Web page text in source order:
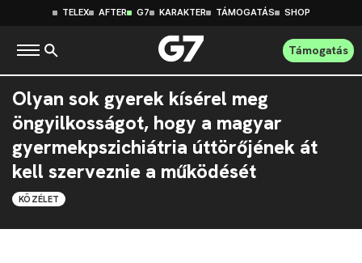
TELEX AFTER G7 KARAKTER TÁMOGATÁS SHOP
Támogatás
Olyan sok gyerek kísérel meg
öngyilkosságot, hogy a magyar
gyermekpszichiátria úttörőjének át
kell szerveznie a működését
KÖZÉLET